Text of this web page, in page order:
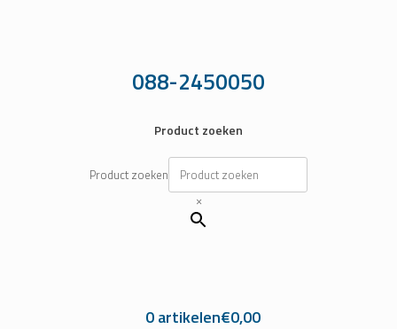
088-2450050
Product zoeken
Product zoeken
×
0 artikelen€0,00